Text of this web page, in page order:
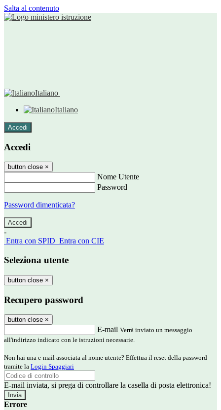
Salta al contenuto
Italiano
Italiano
Accedi
Accedi
button close ×
Nome Utente
Password
Password dimenticata?
-
Entra con SPID Entra con CIE
Seleziona utente
button close ×
Recupero password
button close ×
E-mail Verrà inviato un messaggio
all'indirizzo indicato con le istruzioni necessarie.
Non hai una e-mail associata al nome utente? Effettua il reset della password
tramite la Login Spaggiari
E-mail inviata, si prega di controllare la casella di posta elettronica!
Errore